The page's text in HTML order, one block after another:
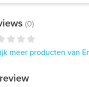
(0)
meer producten van